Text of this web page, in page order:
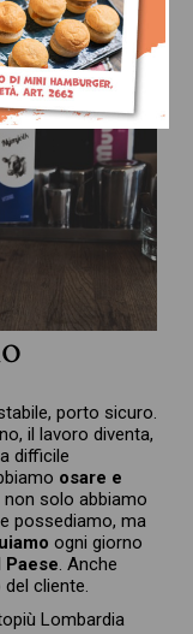
porto sicuro.
il lavoro diventa,
difficile
osare e
non solo abbiamo
possediamo, ma
ogni giorno
. Anche
cliente.
Lombardia